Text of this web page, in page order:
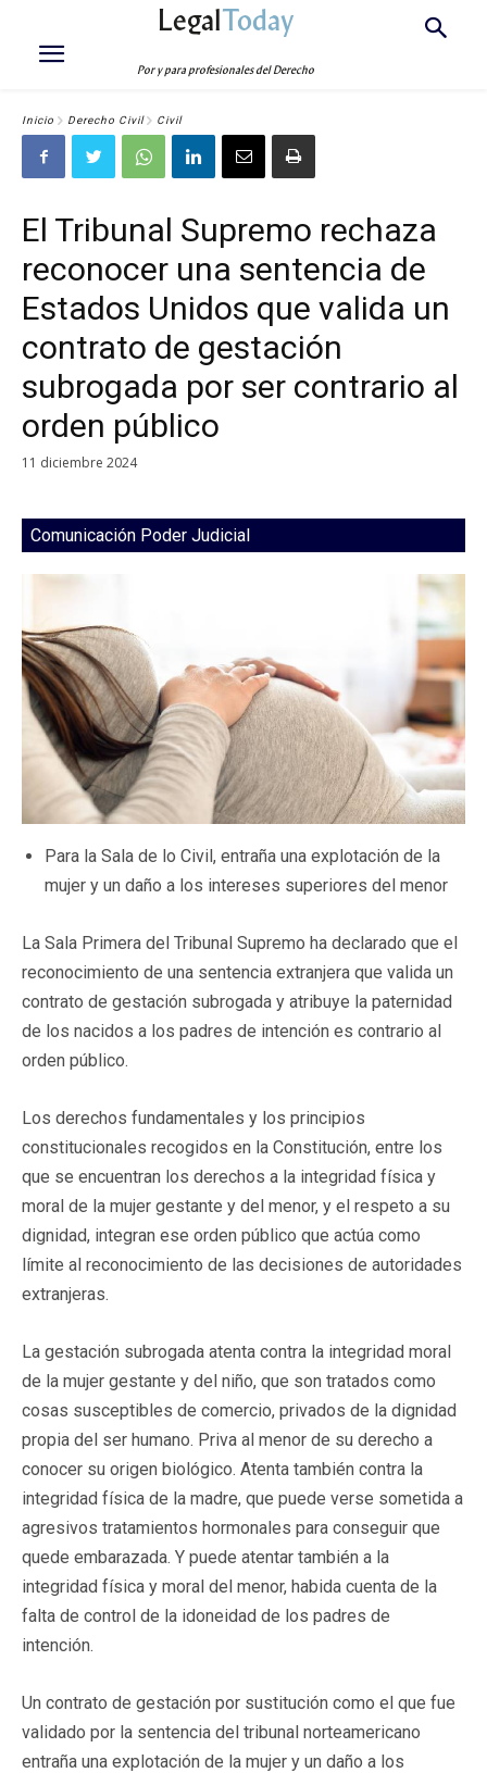
LegalToday
Por y para profesionales del Derecho
Inicio Derecho Civil Civil
El Tribunal Supremo rechaza
reconocer una sentencia de
Estados Unidos que valida un
contrato de gestación
subrogada por ser contrario al
orden público
11 diciembre 2024
Comunicación Poder Judicial
Para la Sala de lo Civil, entraña una explotación de la
mujer y un daño a los intereses superiores del menor
La Sala Primera del Tribunal Supremo ha declarado que el
reconocimiento de una sentencia extranjera que valida un
contrato de gestación subrogada y atribuye la paternidad
de los nacidos a los padres de intención es contrario al
orden público.
Los derechos fundamentales y los principios
constitucionales recogidos en la Constitución, entre los
que se encuentran los derechos a la integridad física y
moral de la mujer gestante y del menor, y el respeto a su
dignidad, integran ese orden público que actúa como
límite al reconocimiento de las decisiones de autoridades
extranjeras.
La gestación subrogada atenta contra la integridad moral
de la mujer gestante y del niño, que son tratados como
cosas susceptibles de comercio, privados de la dignidad
propia del ser humano. Priva al menor de su derecho a
conocer su origen biológico. Atenta también contra la
integridad física de la madre, que puede verse sometida a
agresivos tratamientos hormonales para conseguir que
quede embarazada. Y puede atentar también a la
integridad física y moral del menor, habida cuenta de la
falta de control de la idoneidad de los padres de
intención.
Un contrato de gestación por sustitución como el que fue
validado por la sentencia del tribunal norteamericano
entraña una explotación de la mujer y un daño a los